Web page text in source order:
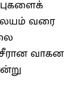
வரை
வாகன